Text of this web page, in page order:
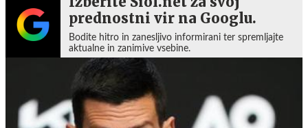
prednostni vir na Googlu.
Bodite hitro in zanesljivo informirani ter spremljajte
aktualne in zanimive vsebine.